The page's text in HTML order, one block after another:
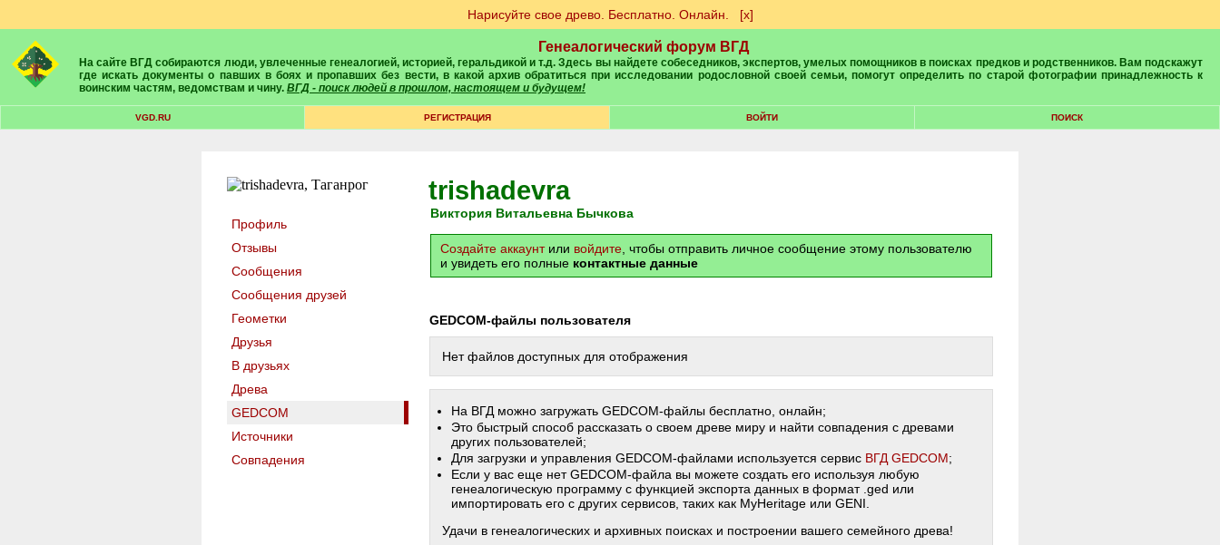
Нарисуйте свое древо. Бесплатно. Онлайн. [х]
Генеалогический форум ВГД
На сайте ВГД собираются люди, увлеченные генеалогией, историей, геральдикой и т.д. Здесь вы найдете собеседников, экспертов, умелых помощников в поисках предков и родственников. Вам подскажут
где искать документы о павших в боях и пропавших без вести, в какой архив обратиться при исследовании родословной своей семьи, помогут определить по старой фотографии принадлежность к
воинским частям, ведомствам и чину. ВГД - поиск людей в прошлом, настоящем и будущем!
VGD.RU РЕГИСТРАЦИЯ ВОЙТИ ПОИСК
Профиль
Отзывы
Сообщения
Сообщения друзей
Геометки
Друзья
В друзьях
Древа
GEDCOM
Источники
Совпадения
trishadevra
Виктория Витальевна Бычкова
Создайте аккаунтили войдите , чтобы отправить личное сообщение этому пользователю
и увидеть его полные контактные данные
GEDCOM-файлы пользователя
Нет файлов доступных для отображения
На ВГД можно загружать GEDCOM-файлы бесплатно, онлайн;
Это быстрый способ рассказать о своем древе миру и найти совпадения с древами
других пользователей;
Для загрузки и управления GEDCOM-файлами используется сервис ВГД GEDCOM;
Если у вас еще нет GEDCOM-файла вы можете создать его используя любую
генеалогическую программу с функцией экспорта данных в формат .ged или
импортировать его с других сервисов, таких как MyHeritage или GENI.
Удачи в генеалогических и архивных поисках и построении вашего семейного древа!